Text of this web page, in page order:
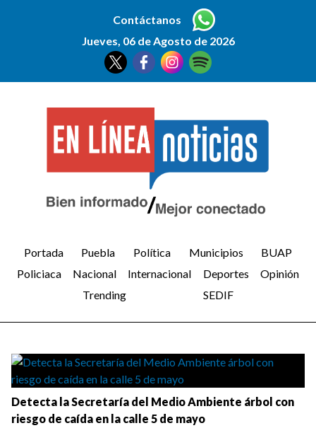
Contáctanos
Jueves, 06 de Agosto de 2026
Portada Puebla Política Municipios
BUAP
Policiaca
Nacional Internacional Deportes
Opinión
Trending
SEDIF
Detecta la Secretaría del Medio Ambiente árbol con
riesgo de caída en la calle 5 de mayo